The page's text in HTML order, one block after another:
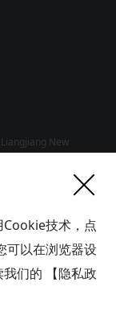
New
我们
技术，点
可以在浏览器设
们的
【隐私政